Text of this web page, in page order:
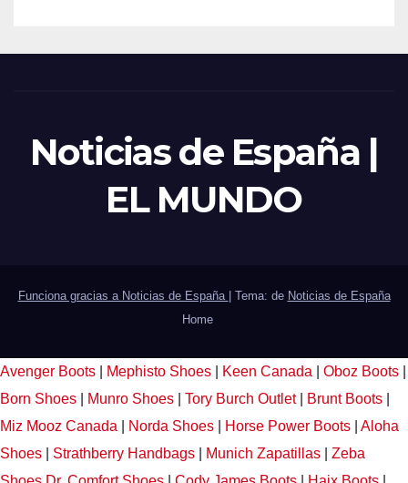
Noticias de España |
EL MUNDO
Funciona gracias a Noticias de España Tema: de Noticias de España
Home
Avenger Boots Mephisto Shoes Keen Canada Oboz Boots
Born Shoes
Munro Shoes Tory Burch Outlet Brunt Boots
Miz Mooz Canada
Norda Shoes Horse Power Boots
Aloha
Shoes
Strathberry Handbags Munich Zapatillas
Zeba